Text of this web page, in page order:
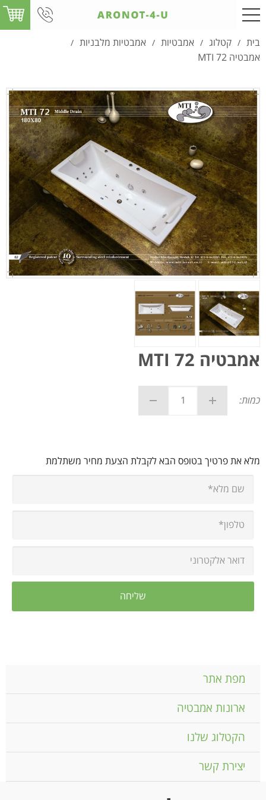
בית / קטלוג / אמבטיות / אמבטיות מלבניות /
אמבטיה MTI 72
אמבטיה MTI 72
כמות:
מלא את פרטיך בטופס הבא לקבלת הצעת מחיר משתלמת
מפת אתר
ארונות אמבטיה
הקטלוג שלנו
יצירת קשר